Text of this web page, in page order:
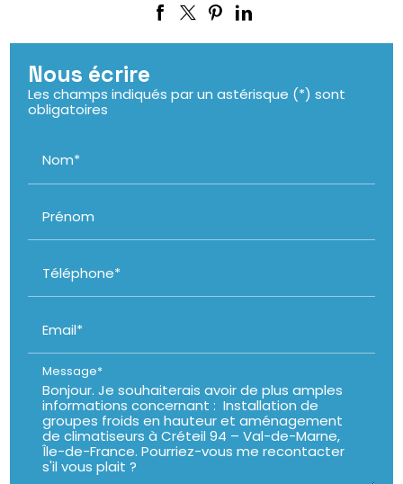
Nous écrire
Les champs indiqués par un astérisque (*) sont
obligatoires
Nom*
Prénom
Téléphone*
Email*
Message*